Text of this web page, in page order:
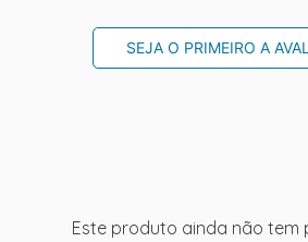
SEJA O PRIMEIRO A
Este produto ainda não tem